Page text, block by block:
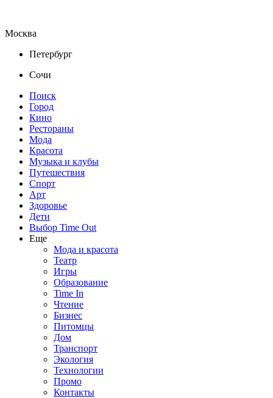
Москва
Петербург
Сочи
Поиск
Город
Кино
Рестораны
Мода
Красота
Музыка и клубы
Путешествия
Спорт
Арт
Здоровье
Дети
Выбор Time Out
Еще
Мода и красота
Театр
Игры
Образование
Time In
Чтение
Бизнес
Питомцы
Дом
Транспорт
Экология
Технологии
Промо
Контакты